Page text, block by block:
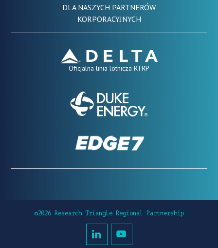
DLA NASZYCH PARTNERÓW
KORPORACYJNYCH
Oficjalna linia lotnicza RTRP
©2026 Research Triangle Regional Partnership